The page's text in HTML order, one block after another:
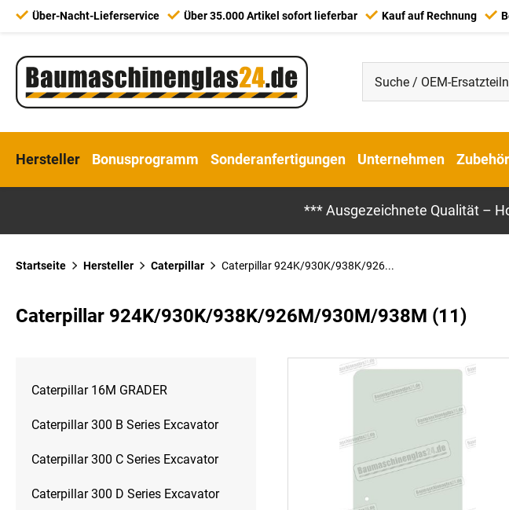
Über-Nacht-Lieferservice Über 35.000 Artikel sofort lieferbar Kauf auf Rechnung
Hersteller Bonusprogramm Sonderanfertigungen Unternehmen Zubehör
*** Ausgezeichnete Qualität –
Startseite Hersteller Caterpillar Caterpillar 924K/930K/938K/926...
Caterpillar 924K/930K/938K/926M/930M/938M (11)
Caterpillar 16M GRADER
Caterpillar 300 B Series Excavator
Caterpillar 300 C Series Excavator
Caterpillar 300 D Series Excavator